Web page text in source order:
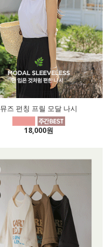
뮤즈 펀칭 프릴 모달 나시
18,000원